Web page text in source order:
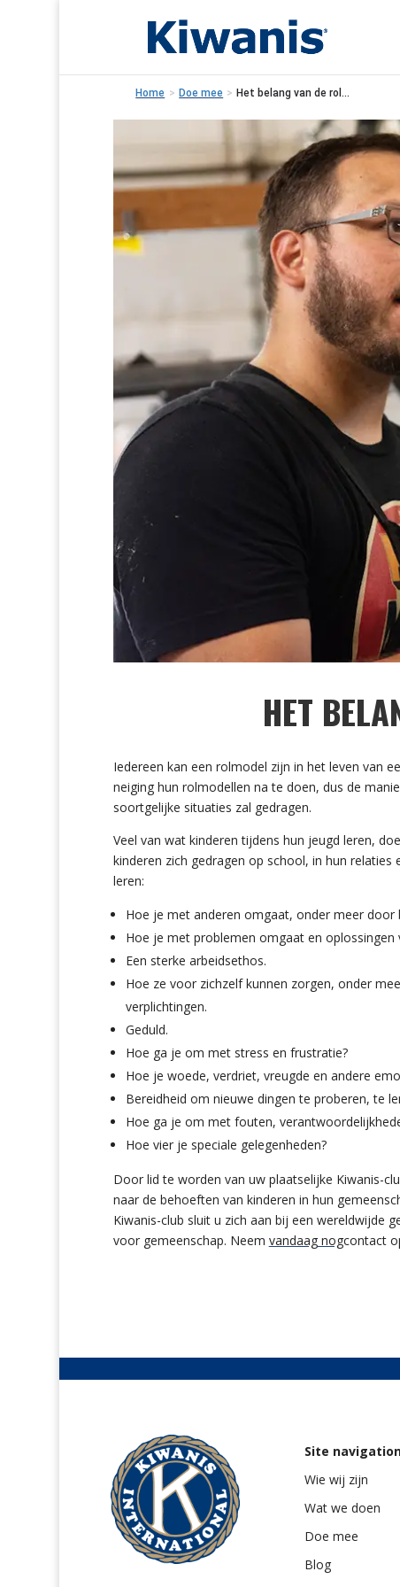
Home > Doe mee > Het belang van de rol...
HET
Iedereen kan een rolmodel zijn in het leven van
neiging hun rolmodellen na te doen, dus de
soortgelijke situaties zal gedragen.
Veel van wat kinderen tijdens hun jeugd leren,
kinderen zich gedragen op school, in hun
leren:
Hoe je met anderen omgaat, onder meer door
Hoe je met problemen omgaat en oplossingen
Een sterke arbeidsethos.
Hoe ze voor zichzelf kunnen zorgen, onder
verplichtingen.
Geduld.
Hoe ga je om met stress en frustratie?
Hoe je woede, verdriet, vreugde en andere
Bereidheid om nieuwe dingen te proberen, te
Hoe ga je om met fouten,
Hoe vier je speciale gelegenheden?
Door lid te worden van uw plaatselijke Kiwanis-
naar de behoeften van kinderen in hun
Kiwanis-club sluit u zich aan bij een wereldwijde
voor gemeenschap. Neem vandaag nogcontact
Site
Wie wij zijn
Wat we doen
Doe mee
Blog